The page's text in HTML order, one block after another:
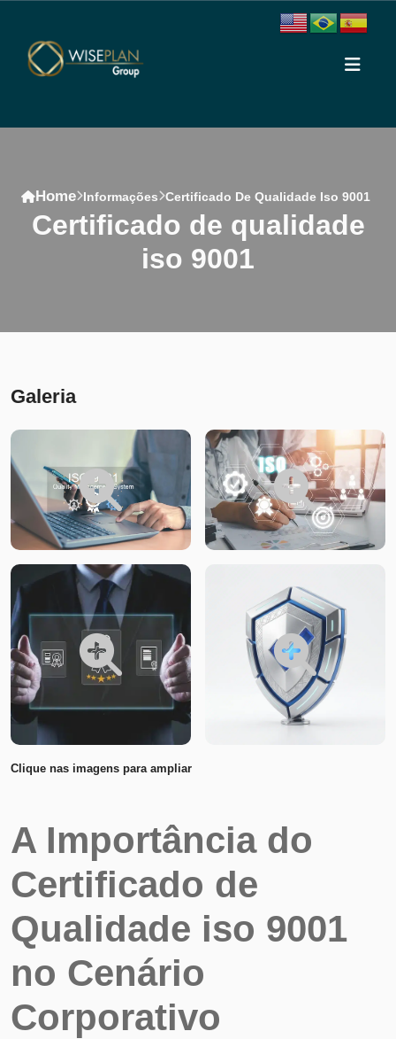
Home Informações Certificado De Qualidade Iso 9001
certificado de qualidade
iso 9001
Galeria
Clique nas imagens para ampliar
A Importância do
Certificado de
Qualidade iso 9001
no Cenário
Corporativo